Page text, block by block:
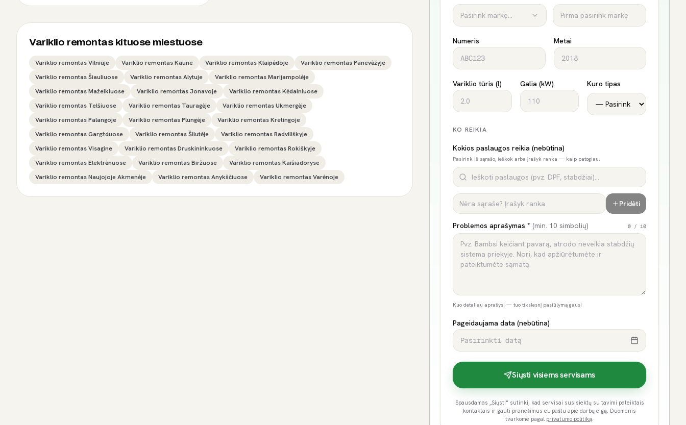
Variklio remontas kituose miestuose
Variklio remontas Vilniuje Variklio remontas Kaune Variklio remontas Klaipėdoje
Variklio remontas Panevėžyje
Variklio remontas Šiauliuose
Variklio remontas Alytuje
Variklio remontas Marijampolėje
Variklio remontas Mažeikiuose
Variklio remontas Jonavoje
Variklio remontas Kėdainiuose
Variklio remontas Telšiuose
Variklio remontas Tauragėje
Variklio remontas Ukmergėje
Variklio remontas Palangoje
Variklio remontas Plungėje
Variklio remontas Kretingoje
Variklio remontas Gargžduose
Variklio remontas Šilutėje
Variklio remontas Radviliškyje
Variklio remontas Visagine
Variklio remontas Druskininkuose
Variklio remontas Rokiškyje
Variklio remontas Elektrėnuose
Variklio remontas Biržuose
Variklio remontas Kaišiadoryse
Variklio remontas Naujojoje Akmenėje
Variklio remontas Anykščiuose Variklio remontas Varėnoje
Pasirink markę...
Numeris Metai
Variklio tūris (l) Galia (kW) Kuro tipas
KO REIKIA
Kokios paslaugos reikia (nebūtina)
Pasirink iš sąrašo, ieškok arba įrašyk ranka — kaip patogiau.
Pridėti
Problemos aprašymas * (min. 10 simbolių) 0/ 10
Kuo detaliau aprašysi — tuo tikslesnį pasiūlymą gausi
Pageidaujama data (nebūtina)
Pasirinkti datą
Siųsti visiems servisams
Spausdamas „Siųsti" sutinki, kad servisai susisiektų su tavimi pateiktais
kontaktais ir gauti pranešimus el. paštu apie darbų eigą. Duomenis
tvarkome pagal privatumo politiką.